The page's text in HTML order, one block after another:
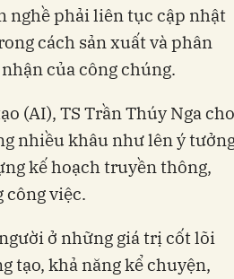
nghề phải liên tục cập nhật
cách sản xuất và phân
của công chúng.
(AI), TS Trần Thúy Nga cho
nhiều khâu như lên ý
kế hoạch truyền thông,
công việc.
ở những giá trị cốt lõi
tạo, khả năng kể chuyện,